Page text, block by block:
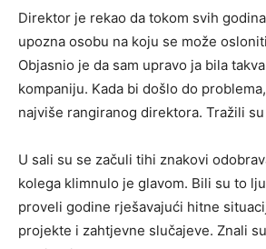
Direktor je rekao da tokom svih
upozna osobu na koju se može
Objasnio je da sam upravo ja bila
kompaniju. Kada bi došlo do
najviše rangiranog direktora. Tražili
U sali su se začuli tihi znakovi
kolega klimnulo je glavom. Bili su to
proveli godine rješavajući hitne
projekte i zahtjevne slučajeve. Znali